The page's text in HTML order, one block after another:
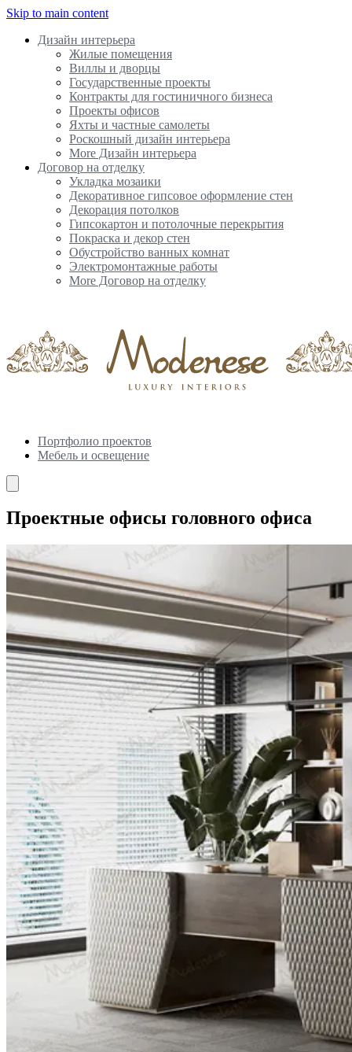
Skip to main content
Дизайн интерьера
Жилые помещения
Виллы и дворцы
Государственные проекты
Контракты для гостиничного бизнеса
Проекты офисов
Яхты и частные самолеты
Роскошный дизайн интерьера
More Дизайн интерьера
Договор на отделку
Укладка мозаики
Декоративное гипсовое оформление стен
Декорация потолков
Гипсокартон и потолочные перекрытия
Покраска и декор стен
Обустройство ванных комнат
Электромонтажные работы
More Договор на отделку
Портфолио проектов
Мебель и освещение
Проектные офисы головного офиса